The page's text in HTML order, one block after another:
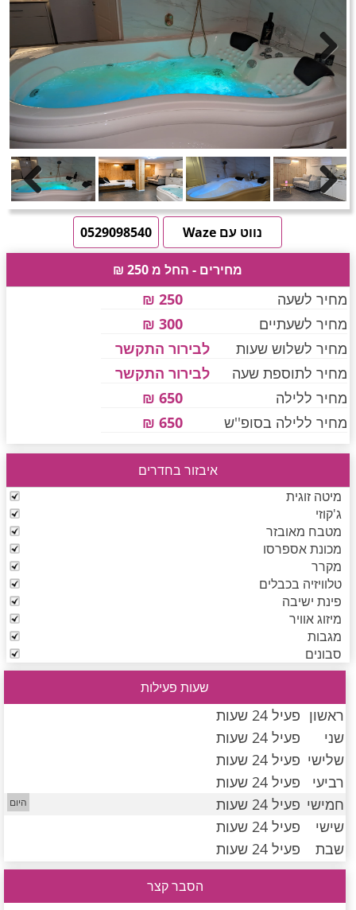
חדרים לפי שעה באזור ירושלים
חדרים לפי שעה באזור השפלה
חדרים לפי שעה בהשרון
חדרים לפי שעה בנגב
חדרים לפי שעה בגליל עליון
חדרים לפי שעה בחוף הכרמל
חדרים לפי שעה בחיפה קריות
חדרים לפי שעה בכנרת גליל תחתון עמקים
חדרים לפי שעה ברמת הגולן
חדרים לפי שעה בהערבה
חדרים לפי שעה בעמק יזרעאל
חדרים לפי שעה במישור החוף הדרומי
טוען תמונות..... Next
Previous
Next
0529098540
נווט עם Waze
מחירים - החל מ 250 ₪
מחיר לשעה
250 ₪
מחיר לשעתיים
300 ₪
מחיר לשלוש שעות
לבירור התקשר
מחיר לתוספת שעה
לבירור התקשר
מחיר ללילה
650 ₪
מחיר ללילה בסופ''ש
650 ₪
איבזור בחדרים
מיטה זוגית
ג'קוזי
מטבח מאובזר
מכונת אספרסו
מקרר
טלוויזיה בכבלים
פינת ישיבה
מיזוג אוויר
מגבות
סבונים
שעות פעילות
ראשון פעיל 24 שעות
שני
פעיל 24 שעות
שלישי פעיל 24 שעות
רביעי
פעיל 24 שעות
חמישי פעיל 24 שעות
שישי
פעיל 24 שעות
שבת
פעיל 24 שעות
הסבר קצר